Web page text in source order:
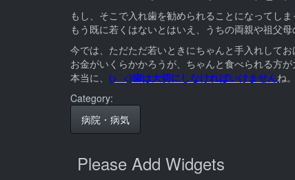
もし、そこで入れ歯を勧められることになってし
もう既に若くはないとはいえ、うちの両親や祖父母
今では、ただただ若いときにちゃんと手入れして
お金がいくらかかろうが、ちゃんと食べられる方が
本当に、 (>_<)歯は大切にしなければいけませんね。
Category:
病院・病気
Please Add Widgets